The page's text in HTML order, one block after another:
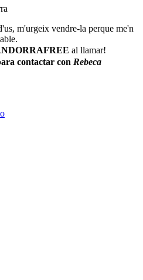
m'urgeix vendre-la perque me'n
al llamar!
contactar con Rebeca